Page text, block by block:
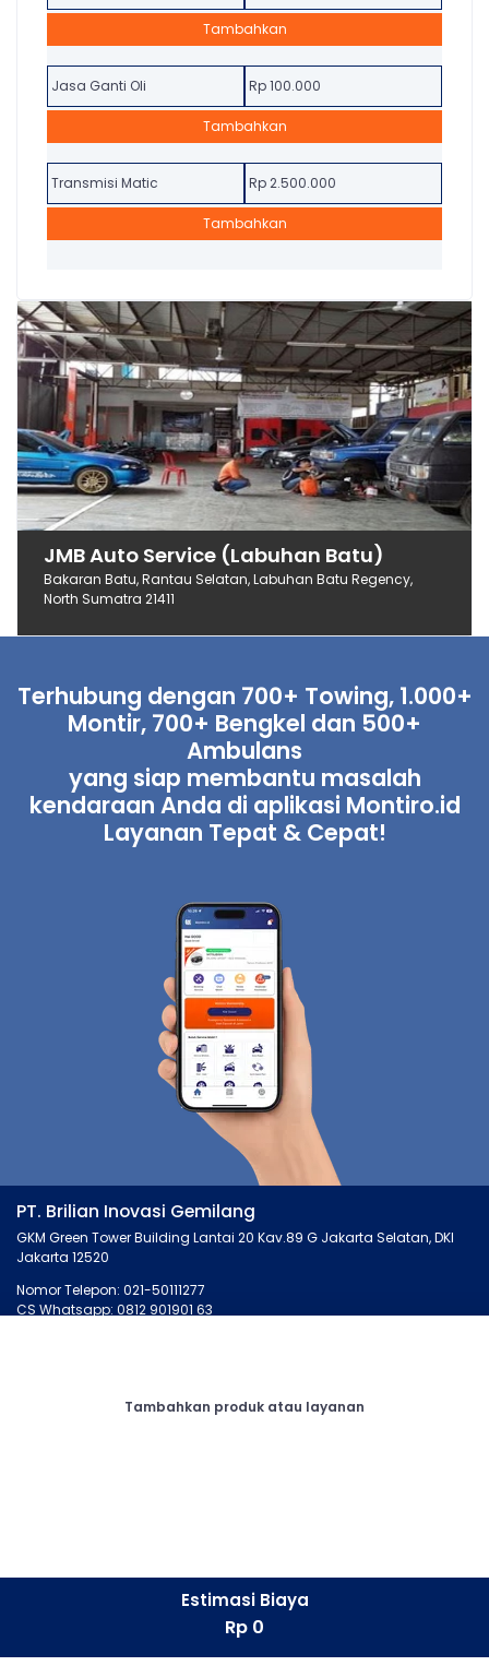
Tambahkan
Jasa Ganti Oli Rp 100.000
Tambahkan
Transmisi Matic Rp 2.500.000
Tambahkan
JMB Auto Service (Labuhan Batu)
Bakaran Batu, Rantau Selatan, Labuhan Batu Regency,
North Sumatra 21411
Tambahkan produk atau layanan
Estimasi Biaya
Rp 0
Terhubung dengan 700+ Towing, 1.000+
Montir, 700+ Bengkel dan 500+
Ambulans
yang siap membantu masalah
kendaraan Anda di aplikasi Montiro.id
Layanan Tepat & Cepat!
PT. Brilian Inovasi Gemilang
GKM Green Tower Building Lantai 20 Kav.89 G Jakarta Selatan, DKI
Jakarta 12520
Nomor Telepon: 021-50111277
CS Whatsapp: 0812 901901 63
Cari Bengkel
Instagram
LinkedIn
Whatsapp